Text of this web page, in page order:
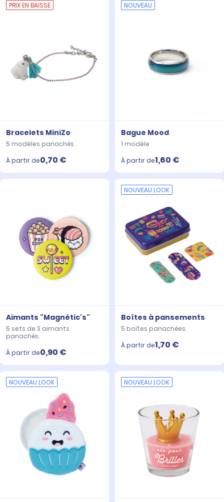
PRIX EN BAISSE
Bracelets MiniZo
5 modèles panachés
À partir de0,70 €
NOUVEAU
Bague Mood
1 modèle
À partir de1,60 €
Aimants "Magnétic's"
5 sets de 3 aimants
panachés.
À partir de0,90 €
NOUVEAU LOOK
Boîtes à pansements
5 boîtes panachées.
À partir de1,70 €
NOUVEAU LOOK NOUVEAU LOOK